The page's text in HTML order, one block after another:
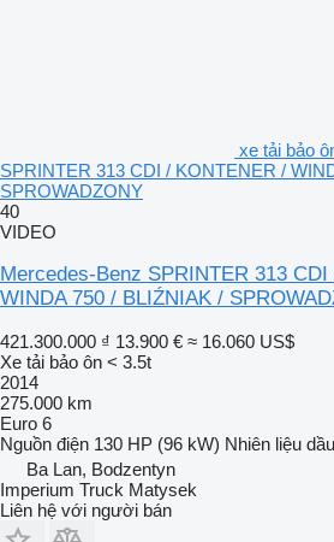
xe tải bảo
SPRINTER 313 CDI / KONTENER /
SPROWADZONY
40
VIDEO
Mercedes-Benz SPRINTER 313
WINDA 750 / BLIŹNIAK /
421.300.000 ₫ 13.900 € ≈ 16.060 US$
Xe tải bảo ôn < 3.5t
2014
275.000 km
Euro 6
Nguồn điện 130 HP (96 kW) Nhiên liệu
Ba Lan, Bodzentyn
Imperium Truck Matysek
Liên hệ với người bán